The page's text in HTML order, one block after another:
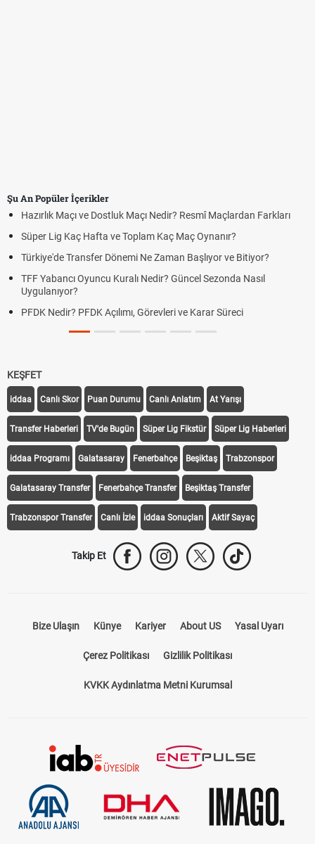
Şu An Popüler İçerikler
Hazırlık Maçı ve Dostluk Maçı Nedir? Resmî Maçlardan Farkları
Süper Lig Kaç Hafta ve Toplam Kaç Maç Oynanır?
Türkiye'de Transfer Dönemi Ne Zaman Başlıyor ve Bitiyor?
TFF Yabancı Oyuncu Kuralı Nedir? Güncel Sezonda Nasıl
Uygulanıyor?
PFDK Nedir? PFDK Açılımı, Görevleri ve Karar Süreci
KEŞFET
iddaa Canlı Skor Puan Durumu Canlı Anlatım At Yarışı
Transfer Haberleri TV'de Bugün Süper Lig Fikstür Süper Lig Haberleri
iddaa Programı Galatasaray Fenerbahçe Beşiktaş Trabzonspor
Galatasaray Transfer Fenerbahçe Transfer Beşiktaş Transfer
Trabzonspor Transfer Canlı İzle iddaa Sonuçları Aktif Sayaç
Takip Et
Bize Ulaşın Künye Kariyer About US Yasal Uyarı
Çerez Politikası Gizlilik Politikası
KVKK Aydınlatma Metni Kurumsal